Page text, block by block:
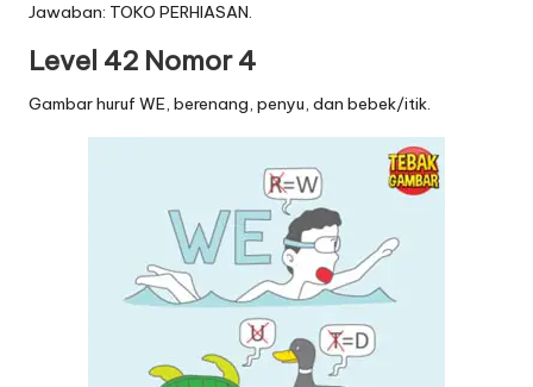
Jawaban: TOKO PERHIASAN.
Level 42 Nomor 4
Gambar huruf WE, berenang, penyu, dan bebek/itik.